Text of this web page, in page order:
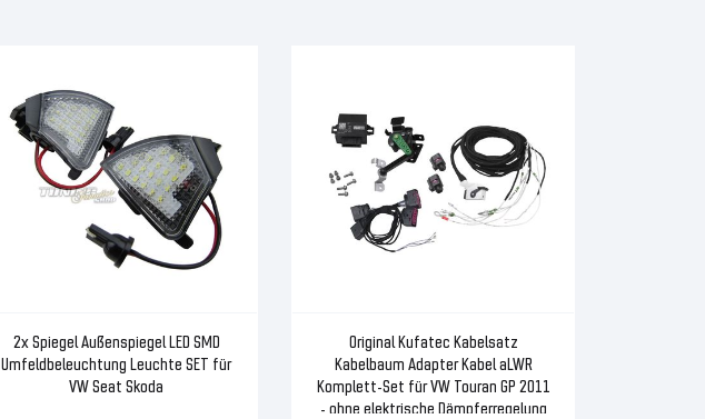
2x Spiegel Außenspiegel LED SMD
Umfeldbeleuchtung Leuchte SET für
VW Seat Skoda
Original Kufatec Kabelsatz
Kabelbaum Adapter Kabel aLWR
Komplett-Set für VW Touran GP 2011
- ohne elektrische Dämpferregelung